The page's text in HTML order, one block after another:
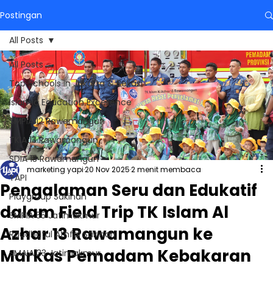
Postingan
All Posts
Top Schools in Jakarta & Bekasi
Islamic Education Excellence
SMPIA 12 Rawamangun
TKIA 13 Rawamangun
SDIA 13 Rawamangun
YAPI
Playgroup Sakinah
SMPIA 55 Jatimakmur
Raudhatul Athfal Sakinah
SMAIA 33 Jatimakmur
All Posts
Pengalaman Seru dan Edukatif
dalam Field Trip TK Islam Al
Azhar 13 Rawamangun ke
Markas Pemadam Kebakaran
marketing yapi20 Nov 20252 menit membaca